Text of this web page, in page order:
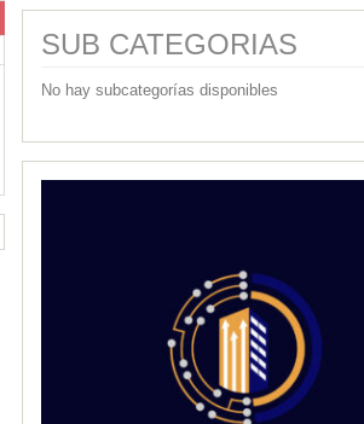
SUB CATEGORIAS
No hay subcategorías disponibles